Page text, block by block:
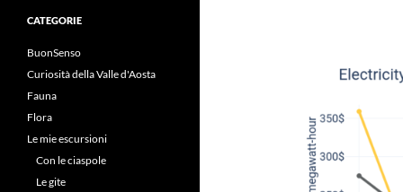
CATEGORIE
BuonSenso
Curiosità della Valle d'Aosta
Fauna
Flora
Le mie escursioni
Con le ciaspole
Le gite